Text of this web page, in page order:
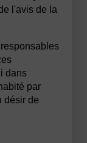
l'avis de la
dans
par
désir de